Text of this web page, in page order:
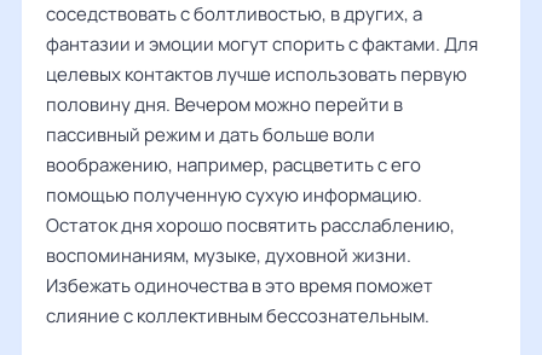
соседствовать с болтливостью, в других, а
фантазии и эмоции могут спорить с фактами. Для
целевых контактов лучше использовать первую
половину дня. Вечером можно перейти в
пассивный режим и дать больше воли
воображению, например, расцветить с его
помощью полученную сухую информацию.
Остаток дня хорошо посвятить расслаблению,
воспоминаниям, музыке, духовной жизни.
Избежать одиночества в это время поможет
слияние с коллективным бессознательным.